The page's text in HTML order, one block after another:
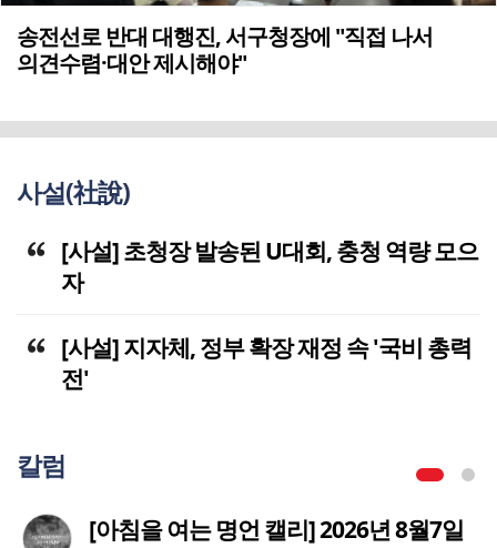
송전선로 반대 대행진, 서구청장에 "직접 나서
의견수렴·대안 제시해야"
사설(社說)
[사설] 초청장 발송된 U대회, 충청 역량 모으
자
[사설] 지자체, 정부 확장 재정 속 '국비 총력
전'
칼럼
[아침을 여는 명언 캘리] 2026년 8월7일